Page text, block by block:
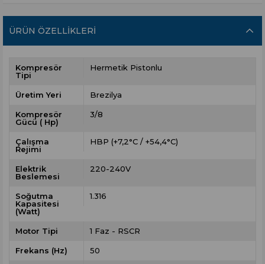
ÜRÜN ÖZELLIKLERI
Kompresör
Tipi
Hermetik Pistonlu
Üretim Yeri Brezilya
Kompresör
Gücü ( Hp)
3/8
Çalışma
Rejimi
HBP (+7,2°C / +54,4°C)
Elektrik
Beslemesi
220-240V
Soğutma
Kapasitesi
(Watt)
1.316
Motor Tipi 1 Faz - RSCR
Frekans (Hz) 50